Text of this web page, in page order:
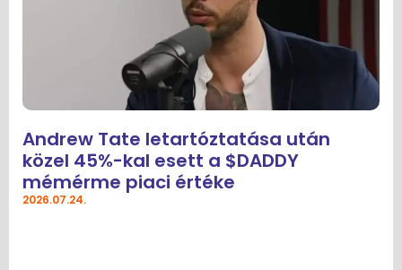
Andrew Tate letartóztatása után
közel 45%-kal esett a $DADDY
mémérme piaci értéke
2026.07.24.